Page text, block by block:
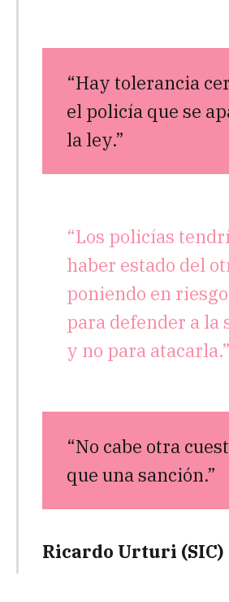
“Hay tolerancia
el policía que se
la ley.”
“Los policías
haber estado del
poniendo en
para defender a la
y no para atacarla.”
“No cabe otra
que una sanción.”
Ricardo Urturi (SIC)